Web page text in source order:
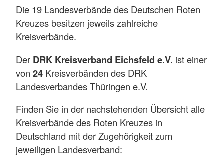
Die 19 Landesverbände des Deutschen Roten
Kreuzes besitzen jeweils zahlreiche
Kreisverbände.
Der DRK Kreisverband Eichsfeld e.V. ist einer
von 24 Kreisverbänden des DRK
Landesverbandes Thüringen e.V.
Finden Sie in der nachstehenden Übersicht alle
Kreisverbände des Roten Kreuzes in
Deutschland mit der Zugehörigkeit zum
jeweiligen Landesverband: